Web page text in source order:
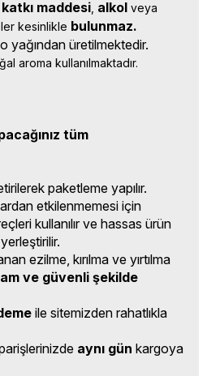
katkı maddesi alkol
kesinlikle bulunmaz.
yağından üretilmektedir.
aroma kullanılmaktadır.
tüm
paketleme yapılır.
etkilenmemesi için
kullanılır ve hassas ürün
ezilme, kırılma ve yırtılma
ve güvenli şekilde
ile sitemizden rahatlıkla
aynı gün kargoya